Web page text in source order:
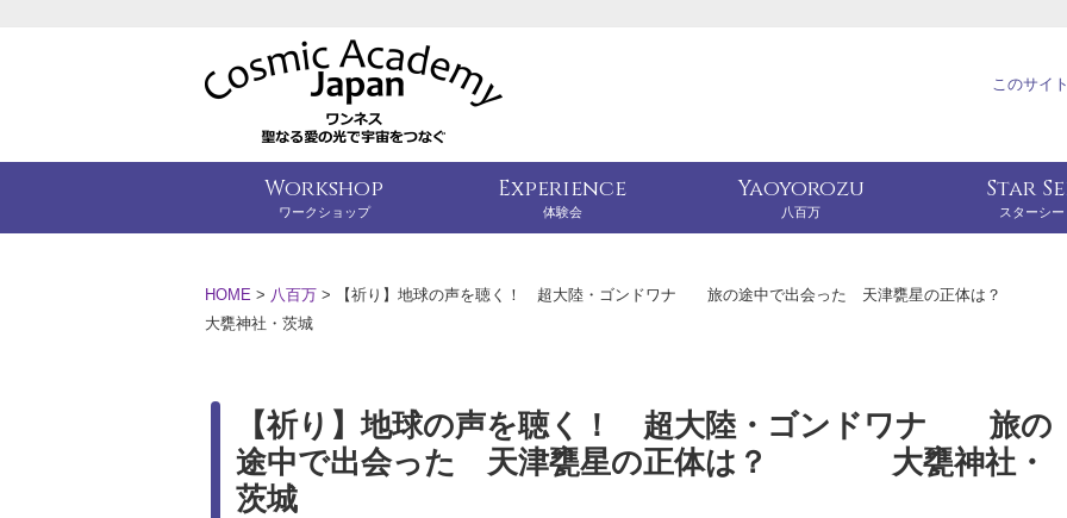
このサイ
Workshop
ワークショップ
Experience
体験会
Yaoyorozu
八百万
Star
スターシー
HOME > 八百万 >
【祈り】地球の声を聴く！ 超大陸・ゴンドワナ 旅の途中で出会った 天津甕星の正体は？
大甕神社・茨城
【祈り】地球の声を聴く！ 超大陸・ゴンドワナ 旅の
途中で出会った 天津甕星の正体は？ 大甕神社・
茨城